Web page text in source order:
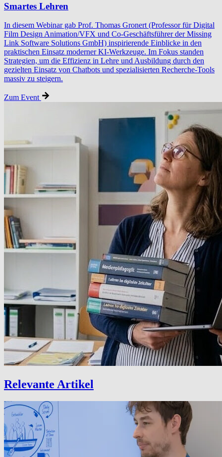
Smartes Lehren
In diesem Webinar gab Prof. Thomas Gronert (Professor für Digital
Film Design Animation/VFX und Co-Geschäftsführer der Missing
Link Software Solutions GmbH) inspirierende Einblicke in den
praktischen Einsatz moderner KI-Werkzeuge. Im Fokus standen
Strategien, um die Effizienz in Lehre und Ausbildung durch den
gezielten Einsatz von Chatbots und spezialisierten Recherche-Tools
massiv zu steigern.
Zum Event
Relevante Artikel